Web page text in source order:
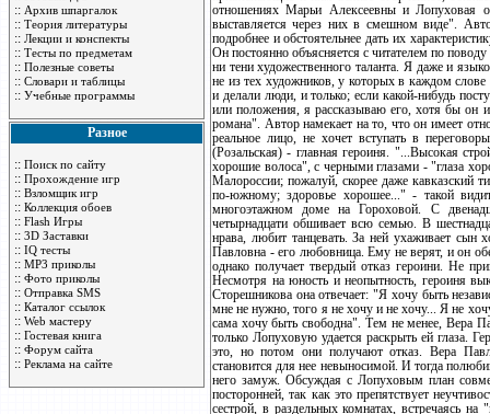
:: Архив шпаргалок
:: Теория литературы
:: Лекции и конспекты
:: Тесты по предметам
:: Полезные советы
:: Словари и таблицы
:: Учебные программы
Разное
:: Поиск по сайту
:: Прохождение игр
:: Взломщик игр
:: Коллекция обоев
:: Flash Игры
:: 3D Заставки
:: IQ тесты
:: MP3 приколы
:: Фото приколы
:: Отправка SMS
:: Каталог ссылок
:: Web мастеру
:: Гостевая книга
:: Форум сайта
:: Реклама на сайте
отношениях Марьи Алексеевны и Лопуховая
выставляется через них в смешном виде".
подробнее и обстоятельнее дать их
Он постоянно объясняется с читателем по
ни тени художественного таланта. Я даже и
не из тех художников, у которых в каждом
и делали люди, и только; если какой-нибудь
или положения, я рассказываю его, хотя бы он
романа". Автор намекает на то, что он имеет
реальное лицо, не хочет вступать в
(Розальская) - главная героиня. "...Высокая
хорошие волоса", с черными глазами - "глаза
Малороссии; пожалуй, скорее даже кавказский
по-южному; здоровье хорошее..." - такой
многоэтажном доме на Гороховой. С
четырнадцати обшивает всю семью. В
нрава, любит танцевать. За ней ухаживает сын
Павловна - его любовница. Ему не верят, и он
однако получает твердый отказ героини. Не
Несмотря на юность и неопытность, героиня
Сторешникова она отвечает: "Я хочу быть
мне не нужно, того я не хочу и не хочу... Я не
сама хочу быть свободна". Тем не менее, Вера
только Лопуховую удается раскрыть ей глаза.
это, но потом они получают отказ. Вера
становится для нее невыносимой. И тогда
него замуж. Обсуждая с Лопуховым план
посторонней, так как это препятствует
сестрой, в раздельных комнатах, встречаясь